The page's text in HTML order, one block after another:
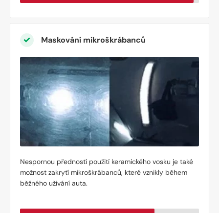
Maskování mikroškrábanců
Nespornou předností použití keramického vosku je také
možnost zakrytí mikroškrábanců, které vznikly během
běžného užívání auta.